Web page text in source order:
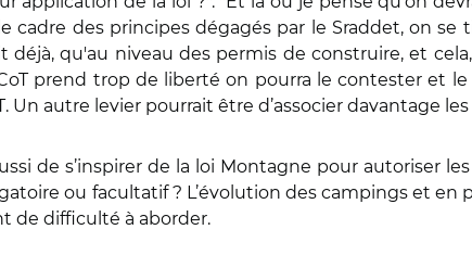
cadre des principes dégagés par le Sraddet, on
déjà, qu'au niveau des permis de construire, et
prend trop de liberté on pourra le contester et
Un autre levier pourrait être d’associer davantage
de s’inspirer de la loi Montagne pour autoriser
ou facultatif ? L’évolution des campings et
de difficulté à aborder.